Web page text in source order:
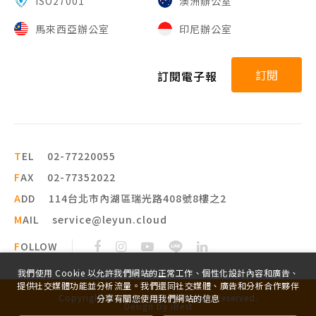
馬來西亞辦公室
印尼辦公室
訂閱電子報 訂閱
TEL
02-77220055
FAX
02-77352022
ADD
114台北市內湖區瑞光路408號8樓之2
MAIL
service@leyun.cloud
FOLLOW
Copyright © 2026 leyun All Rights Reserved.
Design by iBest
我們使用 Cookie 以允許我們網站的正常工作、個性化設計內容和廣告、
提供社交媒體功能並分析流量。我們還同社交媒體、廣告和分析合作夥伴
分享有關您使用我們網站的信息